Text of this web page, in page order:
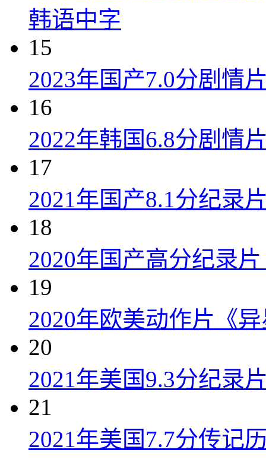
韩语中字
15
2023年国产7.0分剧情
16
2022年韩国6.8分剧情
17
2021年国产8.1分纪录
18
2020年国产高分纪录
19
2020年欧美动作片《
20
2021年美国9.3分纪录
21
2021年美国7.7分传记